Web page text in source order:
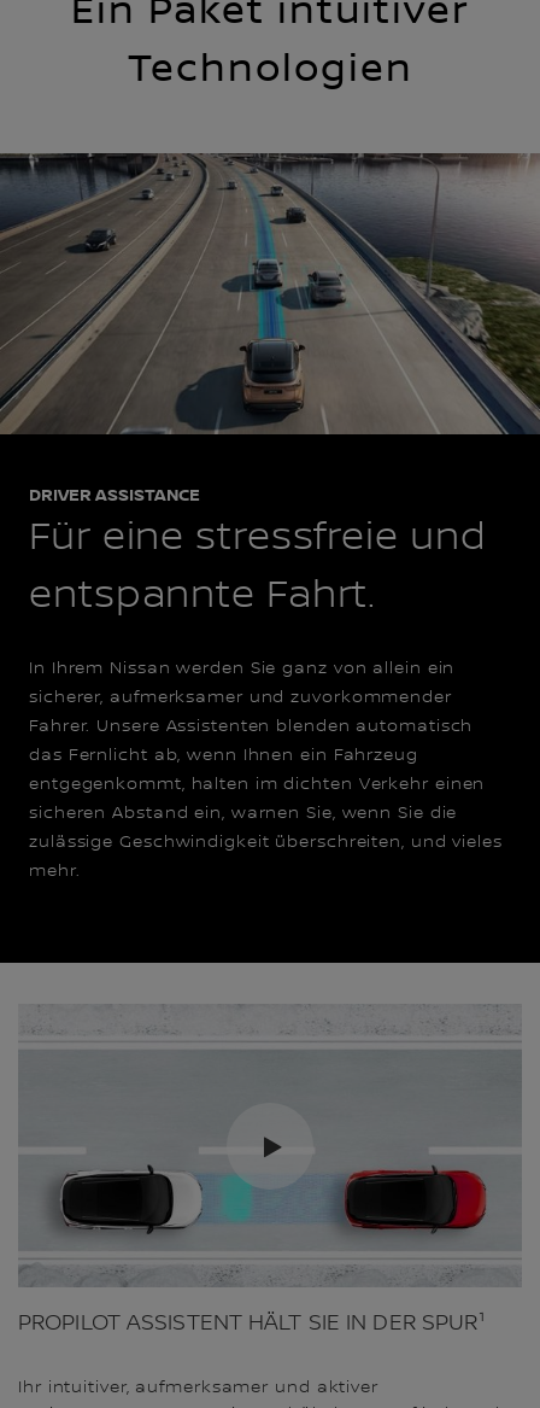
Ein Paket intuitiver
Technologien
DRIVER ASSISTANCE
Für eine stressfreie und
entspannte Fahrt.
In Ihrem Nissan werden Sie ganz von allein ein
sicherer, aufmerksamer und zuvorkommender
Fahrer. Unsere Assistenten blenden automatisch
das Fernlicht ab, wenn Ihnen ein Fahrzeug
entgegenkommt, halten im dichten Verkehr einen
sicheren Abstand ein, warnen Sie, wenn Sie die
zulässige Geschwindigkeit überschreiten, und vieles
mehr.
PROPILOT ASSISTENT HÄLT SIE IN DER SPUR¹
Ihr intuitiver, aufmerksamer und aktiver